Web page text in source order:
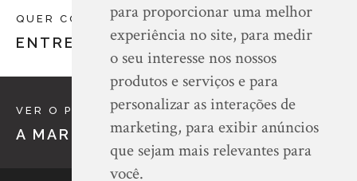
para proporcionar uma melhor
experiência no site, para medir
o seu interesse nos nossos
produtos e serviços e para
personalizar as interações de
marketing, para exibir anúncios
que sejam mais relevantes para
você.
QUER COMEÇAR UM PROJETO CONNOSCO?
ENTRE EM CONTACTO
VER O PRÓXIMO PROJETO
A MARISQUEIRA DE MATOSINHOS